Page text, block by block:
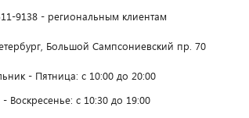
9138 - региональным клиентам
Большой Сампсониевский пр. 70
- Пятница: с 10:00 до 20:00
Воскресенье: с 10:30 до 19:00